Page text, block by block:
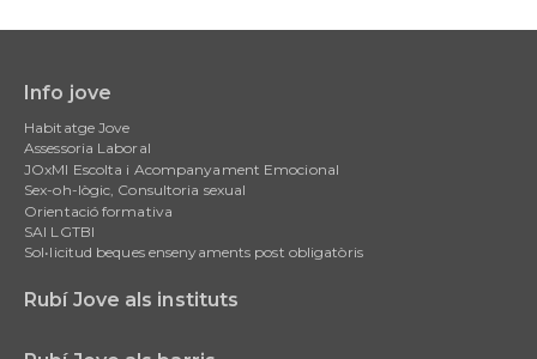
navigation
Info jove
Habitatge Jove
Assessoria Laboral
JOxMI Escolta i Acompanyament Emocional
Sex-oh-lògic, Consultoria sexual
Orientació formativa
SAI LGTBI
Sol•licitud beques ensenyaments post obligatòris
Rubí Jove als instituts